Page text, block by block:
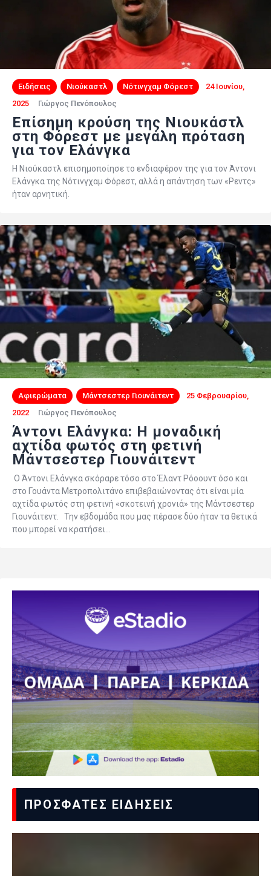
Ειδήσεις Νιούκαστλ Νότινγχαμ Φόρεστ
24 Ιουνίου,
2025
Γιώργος Πενόπουλος
Eπίσημη κρούση της Νιουκάστλ
στη Φόρεστ με μεγάλη πρόταση
για τον Ελάνγκα
Η Νιούκαστλ επισημοποίησε το ενδιαφέρον της για τον Άντονι
Ελάνγκα της Νότινγχαμ Φόρεστ, αλλά η απάντηση των «Ρεντς»
ήταν αρνητική.
Αφιερώματα Μάντσεστερ Γιουνάιτεντ
25 Φεβρουαρίου,
2022
Γιώργος Πενόπουλος
Άντονι Ελάνγκα: Η μοναδική
αχτίδα φωτός στη φετινή
Μάντσεστερ Γιουνάιτεντ
Ο Άντονι Ελάνγκα σκόραρε τόσο στο Έλαντ Ρόοουντ όσο και
στο Γουάντα Μετροπολιτάνο επιβεβαιώνοντας ότι είναι μία
αχτίδα φωτός στη φετινή «σκοτεινή χρονιά» της Μάντσεστερ
Γιουνάιτεντ. Την εβδομάδα που μας πέρασε δύο ήταν τα θετικά
που μπορεί να κρατήσει…
ΠΡΟΣΦΑΤΕΣ ΕΙΔΗΣΕΙΣ